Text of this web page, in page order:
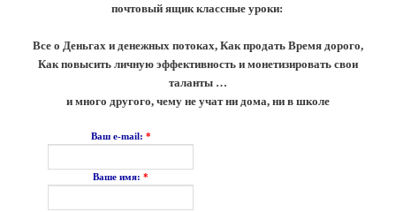
почтовый ящик классные уроки:
Все о Деньгах и денежных потоках, Как продать Время дорого,
Как повысить личную эффективность и монетизировать свои
таланты …
и много другого, чему не учат ни дома, ни в школе
Ваш e-mail: *
Ваше имя:*